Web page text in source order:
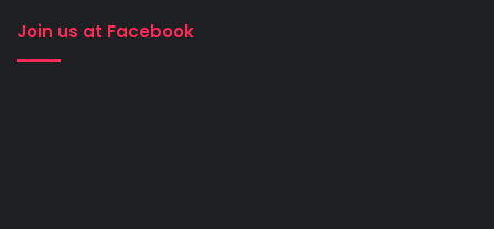
Join us at Facebook